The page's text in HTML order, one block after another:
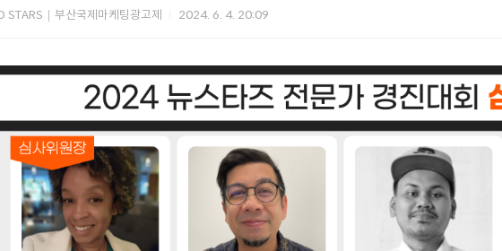
STARS｜부산국제마케팅광고제 2024. 6. 4. 20:09